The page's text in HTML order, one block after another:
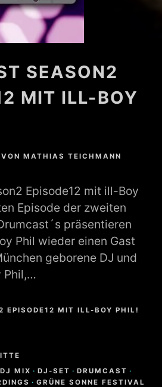
SEASON2
MIT ILL-BOY
VONMATHIAS TEICHMANN
Episode12 mit ill-Boy
Episode der zweiten
präsentieren
Phil wieder einen Gast
geborene DJ und
Phil,…
EPISODE12 MIT ILL-BOY PHIL!
DJ MIX · DJ-SET · DRUMCAST ·
· GRÜNE SONNE FESTIVAL